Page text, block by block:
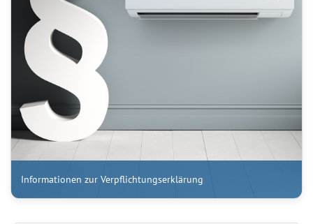
Informationen zur Verpflichtungserklärung